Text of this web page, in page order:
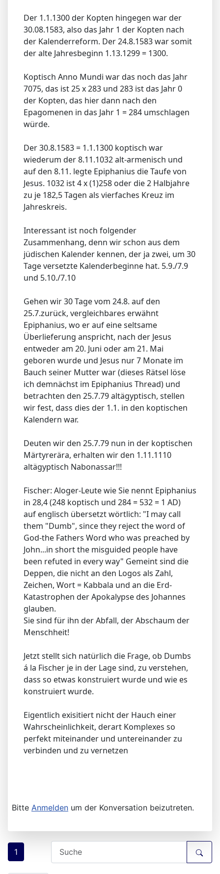
Der 1.1.1300 der Kopten hingegen war der
30.08.1583, also das Jahr 1 der Kopten nach
der Kalenderreform. Der 24.8.1583 war somit
der alte Jahresbeginn 1.13.1299 = 1300.
Koptisch Anno Mundi war das noch das Jahr
7075, das ist 25 x 283 und 283 ist das Jahr 0
der Kopten, das hier dann nach den
Epagomenen in das Jahr 1 = 284 umschlagen
würde.
Der 30.8.1583 = 1.1.1300 koptisch war
wiederum der 8.11.1032 alt-armenisch und
auf den 8.11. legte Epiphanius die Taufe von
Jesus. 1032 ist 4 x (1)258 oder die 2 Halbjahre
zu je 182,5 Tagen als vierfaches Kreuz im
Jahreskreis.
Interessant ist noch folgender
Zusammenhang, denn wir schon aus dem
jüdischen Kalender kennen, der ja zwei, um 30
Tage versetzte Kalenderbeginne hat. 5.9./7.9
und 5.10./7.10
Gehen wir 30 Tage vom 24.8. auf den
25.7.zurück, vergleichbares erwähnt
Epiphanius, wo er auf eine seltsame
Überlieferung anspricht, nach der Jesus
entweder am 20. Juni oder am 21. Mai
geboren wurde und Jesus nur 7 Monate im
Bauch seiner Mutter war (dieses Rätsel löse
ich demnächst im Epiphanius Thread) und
betrachten den 25.7.79 altägyptisch, stellen
wir fest, dass dies der 1.1. in den koptischen
Kalendern war.
Deuten wir den 25.7.79 nun in der koptischen
Märtyrerära, erhalten wir den 1.11.1110
altägyptisch Nabonassar!!!
Fischer: Aloger-Leute wie Sie nennt Epiphanius
in 28,4 (248 koptisch und 284 = 532 = 1 AD)
auf englisch übersetzt wörtlich: "I may call
them "Dumb", since they reject the word of
God-the Fathers Word who was preached by
John...in short the misguided people have
been refuted in every way" Gemeint sind die
Deppen, die nicht an den Logos als Zahl,
Zeichen, Wort = Kabbala und an die Erd-
Katastrophen der Apokalypse des Johannes
glauben.
Sie sind für ihn der Abfall, der Abschaum der
Menschheit!
Jetzt stellt sich natürlich die Frage, ob Dumbs
á la Fischer je in der Lage sind, zu verstehen,
dass so etwas konstruiert wurde und wie es
konstruiert wurde.
Eigentlich exisitiert nicht der Hauch einer
Wahrscheinlichkeit, derart Komplexes so
perfekt miteinander und untereinander zu
verbinden und zu vernetzen
Bitte Anmelden um der Konversation beizutreten.
1